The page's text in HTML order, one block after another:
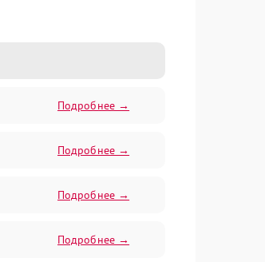
Подробнее →
Подробнее →
Подробнее →
Подробнее →